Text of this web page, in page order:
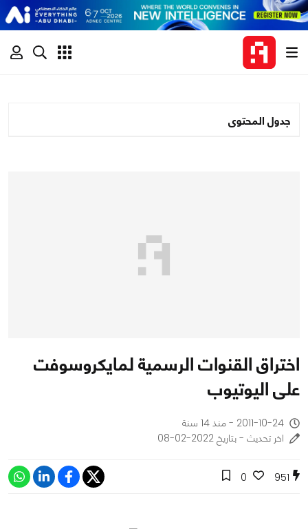
جدول المحتوى
اختراق القنوات الرسمية لمايكروسوفت
على اليوتيوب
2011-10-24 - منذ 14 سنة
اخر تحديث - بتاريخ 2022-02-08
951
0